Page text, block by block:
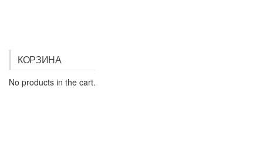
КОРЗИНА
No products in the cart.